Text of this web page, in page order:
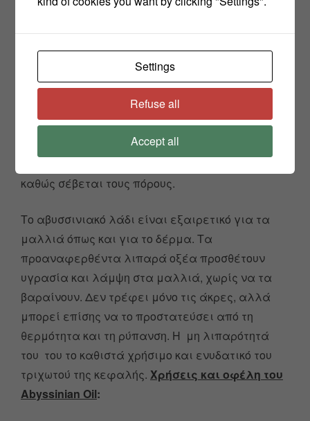
ιδιότητες. Είναι επίσης πλούσιο με βιταμίνες Α,
Ε, Β1, Β2, Β6 και C,
Αυτό τοποθετεί το λάδι Αβησσυνίας ως το
μοναδικό λάδι που ενυδατώνει πλούσια χωρίς
λιπαρότητα, βελτιώνοντας τον τόνο και την υφή,
μειώνοντας τη φλεγμονή και παρέχοντας
αντιοξειδωτικά για εξαιρετικά αποτελέσματα
καθώς σέβεται τους πόρους.
Το αβυσσινιακό λάδι είναι εξαιρετικό για τα
μαλλιά όπως και για το δέρμα. Τα
προαναφερθέντα λιπαρά οξέα προσθέτουν
υγρασία και λάμψη στα μαλλιά, χωρίς να τα
βαραίνουν. Δεν τρέφει μόνο τις άκρες, αλλά
μπορεί επίσης να το προστατεύσει από τη
θερμότητα και τη ρύπανση. Η μη λιπαρότητά
του του το καθιστά χρήσιμο και ενυδατικό του
τριχωτού της κεφαλής. Χρήσεις και οφέλη του
Abyssinian Oil:
Settings
Refuse all
Accept all